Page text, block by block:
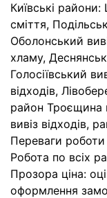
Київські
сміття,
Оболонський
хламу,
Голосіївський
відходів,
район Троєщина
вивіз відходів,
Переваги
Робота по всіх
Прозора ціна:
оформлення